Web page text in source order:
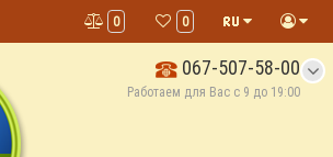
0
0
067-507-58-00
Работаем для Вас с 9 до 19:00